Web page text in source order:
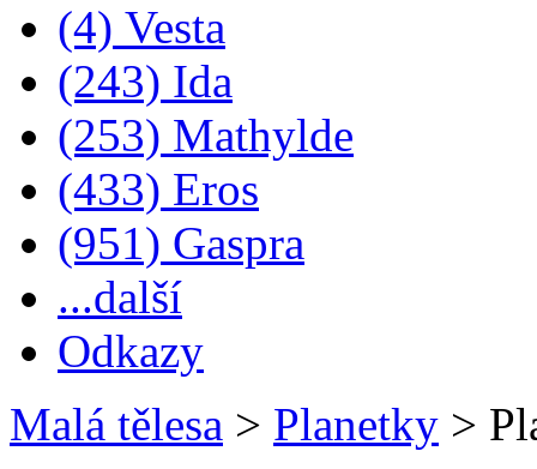
(4) Vesta
(243) Ida
(253) Mathylde
(433) Eros
(951) Gaspra
...další
Odkazy
Malá tělesa > Planetky >